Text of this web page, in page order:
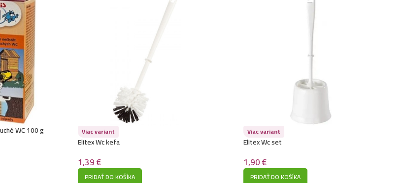
WC 100 g Viac variant
Elitex Wc kefa
1,39€
PRIDAŤ DO KOŠÍKA
Viac variant
Elitex Wc set
1,90€
PRIDAŤ DO KOŠÍKA